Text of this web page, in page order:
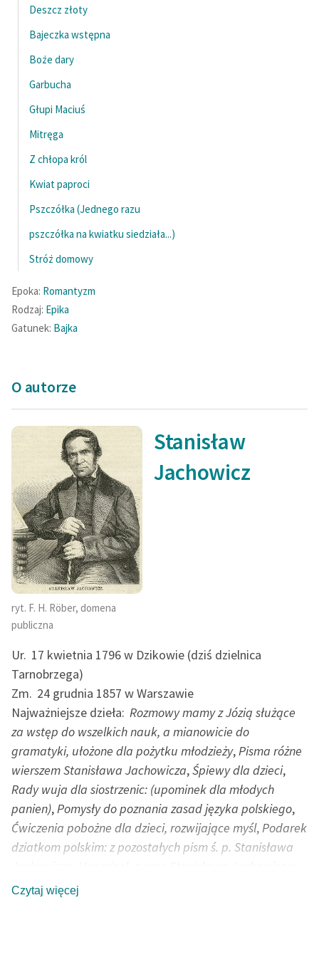
Deszcz złoty
Bajeczka wstępna
Boże dary
Garbucha
Głupi Maciuś
Mitręga
Z chłopa król
Kwiat paproci
Pszczółka (Jednego razu
pszczółka na kwiatku siedziała...)
Stróż domowy
Epoka: Romantyzm
Rodzaj: Epika
Gatunek: Bajka
O autorze
ryt. F. H. Röber, domena
publiczna
Stanisław
Jachowicz
Ur. 17 kwietnia 1796 w Dzikowie (dziś dzielnica
Tarnobrzega)
Zm. 24 grudnia 1857 w Warszawie
Najważniejsze dzieła: Rozmowy mamy z Józią służące
za wstęp do wszelkich nauk, a mianowicie do
gramatyki, ułożone dla pożytku młodzieży,Pisma różne
wierszem Stanisława Jachowicza,Śpiewy dla dzieci,
Rady wuja dla siostrzenic: (upominek dla młodych
panien),Pomysły do poznania zasad języka polskiego,
Ćwiczenia pobożne dla dzieci, rozwijające myśl,Podarek
dziatkom polskim: z pozostałych pism ś. p. Stanisława
bajki, nauczki, opisy, powiastki i różne wierszyki
Czytaj więcej